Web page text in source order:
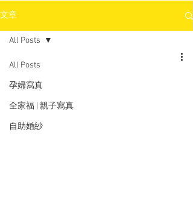
文章
All Posts
孕婦寫真
全家福 | 親子寫真
自助婚紗
All Posts